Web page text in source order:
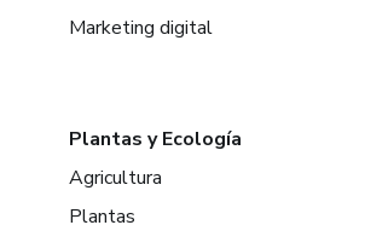
Marketing digital
Plantas y Ecología
Agricultura
Plantas